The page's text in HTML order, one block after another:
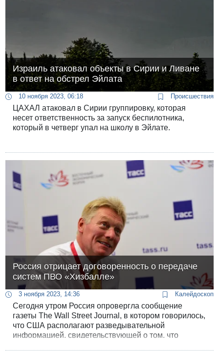
Израиль атаковал объекты в Сирии и Ливане
в ответ на обстрел Эйлата
10 ноября 2023, 06:18 Происшествия
ЦАХАЛ атаковал в Сирии группировку, которая
несет ответственность за запуск беспилотника,
который в четверг упал на школу в Эйлате.
Россия отрицает договоренность о передаче
систем ПВО «Хизбалле»
3 ноября 2023, 14:36 Калейдоскоп
Сегодня утром Россия опровергла сообщение
газеты The Wall Street Journal, в котором говорилось,
что США располагают разведывательной
информацией, свидетельствующей о том, что